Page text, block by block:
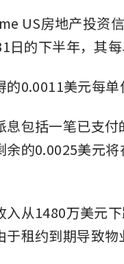
US房地产投资
日的下半年，其
0.0011美元每单
息包括一笔已支
余的0.0025美元
从1480万美元
租约到期导致物